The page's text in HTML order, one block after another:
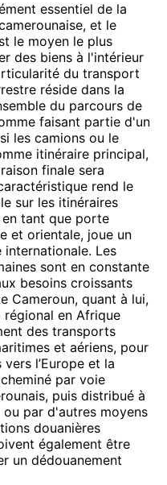
essentiel de la
et le
le moyen le plus
des biens à l'intérieur
du transport
réside dans la
du parcours de
faisant partie d'un
les camions ou le
itinéraire principal,
finale sera
rend le
sur les itinéraires
en tant que porte
et orientale, joue un
Les
sont en constante
besoins croissants
Cameroun, quant à lui,
en Afrique
des transports
et aériens, pour
l’Europe et la
par voie
puis distribué à
par d'autres moyens
douanières
également être
un dédouanement